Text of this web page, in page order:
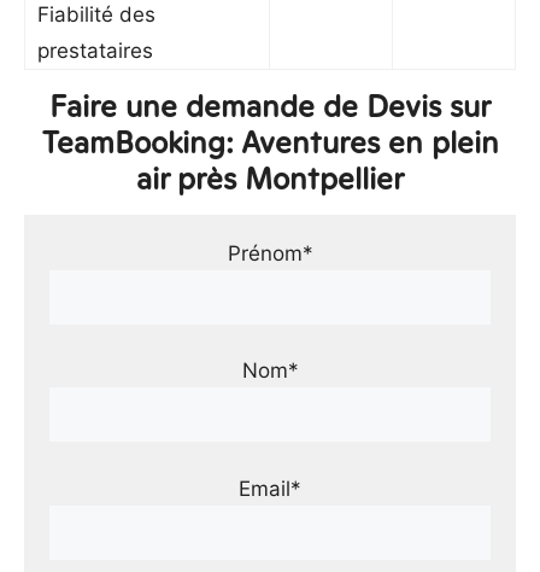
Fiabilité des
prestataires
Faire une demande de Devis sur
TeamBooking: Aventures en plein
air près Montpellier
Prénom*
Nom*
Email*